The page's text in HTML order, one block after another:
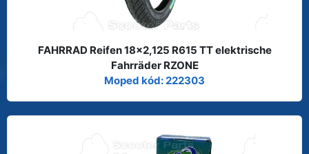
FAHRRAD Reifen 18x2,125 R615 TT elektrische
Fahrräder RZONE
Moped kód: 222303